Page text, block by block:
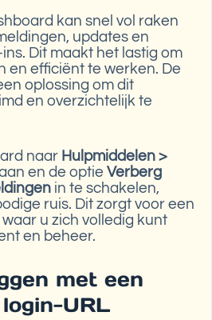
kan snel vol raken
updates en
Dit maakt het lastig om
en efficiënt te werken. De
oplossing om dit
en overzichtelijk te
naar Hulpmiddelen >
en de optie Verberg
in te schakelen,
ruis. Dit zorgt voor een
u zich volledig kunt
en beheer.
met een
URL